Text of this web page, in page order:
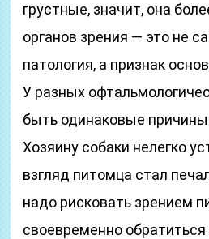
грустные, значит, она
органов зрения — это не
патология, а признак
У разных
быть одинаковые причины
Хозяину собаки нелегко
взгляд питомца стал
надо рисковать зрением
своевременно обратиться